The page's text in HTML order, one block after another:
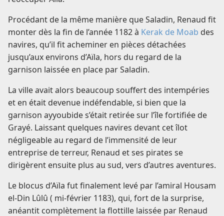
Procédant de la même manière que Saladin, Renaud fit
monter dès la fin de l’année 1182 à Kerak de Moab des
navires, qu’il fit acheminer en pièces détachées
jusqu’aux environs d’Aïla, hors du regard de la
garnison laissée en place par Saladin.
La ville avait alors beaucoup souffert des intempéries
et en était devenue indéfendable, si bien que la
garnison ayyoubide s’était retirée sur l’île fortifiée de
Grayé. Laissant quelques navires devant cet îlot
négligeable au regard de l’immensité de leur
entreprise de terreur, Renaud et ses pirates se
dirigèrent ensuite plus au sud, vers d’autres aventures.
Le blocus d’Aïla fut finalement levé par l’amiral Housam
el-Din Lûlû ( mi-février 1183), qui, fort de la surprise,
anéantit complètement la flottille laissée par Renaud